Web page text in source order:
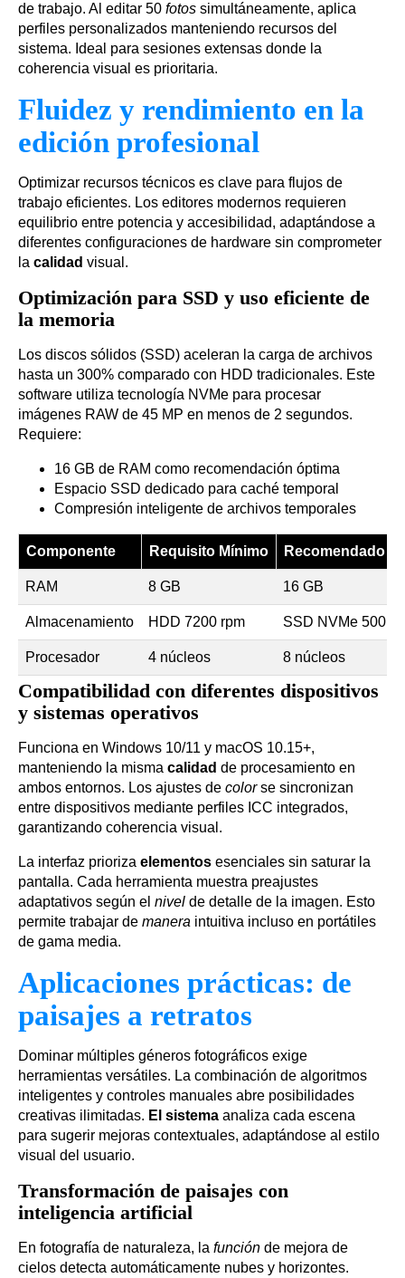
de trabajo. Al editar 50 fotos simultáneamente, aplica
perfiles personalizados manteniendo recursos del
sistema. Ideal para sesiones extensas donde la
coherencia visual es prioritaria.
Fluidez y rendimiento en la
edición profesional
Optimizar recursos técnicos es clave para flujos de
trabajo eficientes. Los editores modernos requieren
equilibrio entre potencia y accesibilidad, adaptándose a
diferentes configuraciones de hardware sin comprometer
la calidad visual.
Optimización para SSD y uso eficiente de
la memoria
Los discos sólidos (SSD) aceleran la carga de archivos
hasta un 300% comparado con HDD tradicionales. Este
software utiliza tecnología NVMe para procesar
imágenes RAW de 45 MP en menos de 2 segundos.
Requiere:
16 GB de RAM como recomendación óptima
Espacio SSD dedicado para caché temporal
Compresión inteligente de archivos temporales
Componente Requisito Mínimo Recomendado
RAM 8 GB 16 GB
Almacenamiento HDD 7200 rpm SSD NVMe 500
Procesador 4 núcleos 8 núcleos
Compatibilidad con diferentes dispositivos
y sistemas operativos
Funciona en Windows 10/11 y macOS 10.15+,
manteniendo la misma calidad de procesamiento en
ambos entornos. Los ajustes de colorse sincronizan
entre dispositivos mediante perfiles ICC integrados,
garantizando coherencia visual.
La interfaz prioriza elementos esenciales sin saturar la
pantalla. Cada herramienta muestra preajustes
adaptativos según el nivel de detalle de la imagen. Esto
permite trabajar de manera intuitiva incluso en portátiles
de gama media.
Aplicaciones prácticas: de
paisajes a retratos
Dominar múltiples géneros fotográficos exige
herramientas versátiles. La combinación de algoritmos
inteligentes y controles manuales abre posibilidades
creativas ilimitadas. El sistema analiza cada escena
para sugerir mejoras contextuales, adaptándose al estilo
visual del usuario.
Transformación de paisajes con
inteligencia artificial
En fotografía de naturaleza, la función de mejora de
cielos detecta automáticamente nubes y horizontes.